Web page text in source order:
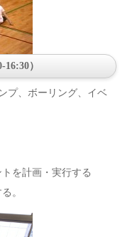
）
プ、ボーリング、イベ
を計画・実行する
。